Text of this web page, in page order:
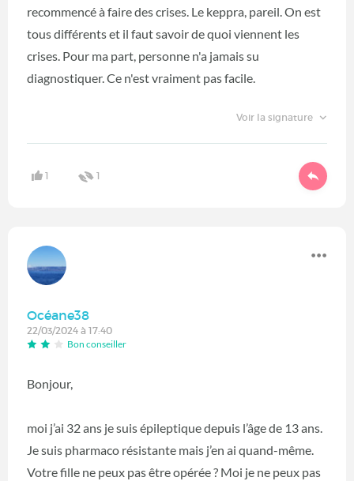
recommencé à faire des crises. Le keppra, pareil. On est
tous différents et il faut savoir de quoi viennent les
crises. Pour ma part, personne n'a jamais su
diagnostiquer. Ce n'est vraiment pas facile.
Voir la signature
1 1
Océane38
22/03/2024 à 17:40
Bon conseiller
Bonjour,
moi j’ai 32 ans je suis épileptique depuis l’âge de 13 ans.
Je suis pharmaco résistante mais j’en ai quand-même.
Votre fille ne peux pas être opérée ? Moi je ne peux pas